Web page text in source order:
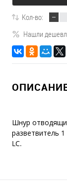
Кол-во:
Нашли
Шнур
разветвитель
LC.